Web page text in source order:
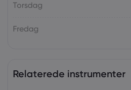
Torsdag
Fredag
Relaterede instrumenter